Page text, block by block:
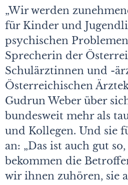
„Wir werden
für Kinder und
psychischen
Sprecherin der
Schulärztinnen und -
Österreichischen
Gudrun Weber über
bundesweit mehr als
und Kollegen. Und sie
an: „Das ist auch gut
bekommen die
wir ihnen zuhören, sie